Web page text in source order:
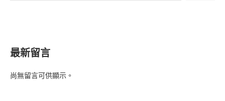
最新留言
尚無留言可供顯示。